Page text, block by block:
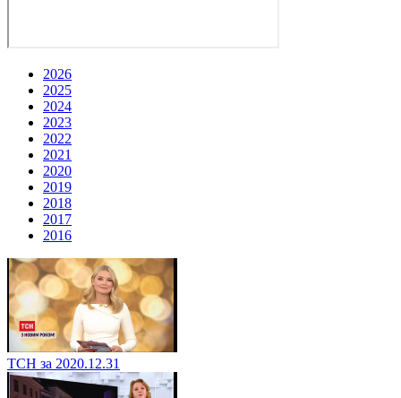
2026
2025
2024
2023
2022
2021
2020
2019
2018
2017
2016
ТСН за 2020.12.31